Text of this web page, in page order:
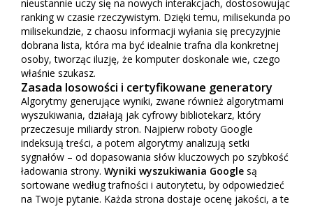
nieustannie uczy się na nowych interakcjach, dostosowując
ranking w czasie rzeczywistym. Dzięki temu, milisekunda po
milisekundzie, z chaosu informacji wyłania się precyzyjnie
dobrana lista, która ma być idealnie trafna dla konkretnej
osoby, tworząc iluzję, że komputer doskonale wie, czego
właśnie szukasz.
Zasada losowości i certyfikowane generatory
Algorytmy generujące wyniki, zwane również algorytmami
wyszukiwania, działają jak cyfrowy bibliotekarz, który
przeczesuje miliardy stron. Najpierw roboty Google
indeksują treści, a potem algorytmy analizują setki
sygnałów – od dopasowania słów kluczowych po szybkość
ładowania strony. Wyniki wyszukiwania Google są
sortowane według trafności i autorytetu, by odpowiedzieć
na Twoje pytanie. Każda strona dostaje ocenę jakości, a te